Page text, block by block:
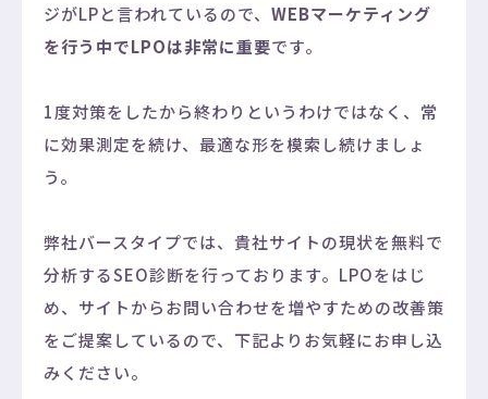
ジがLPと言われているので、 WEBマーケティング
を行う中でLPOは非常に重要です。
1度対策をしたから終わりというわけではなく、常
に効果測定を続け、最適な形を模索し続けましょ
う。
弊社バースタイプでは、貴社サイトの現状を無料で
分析するSEO診断を行っております。LPOをはじ
め、サイトからお問い合わせを増やすための改善策
をご提案しているので、下記よりお気軽にお申し込
みください。